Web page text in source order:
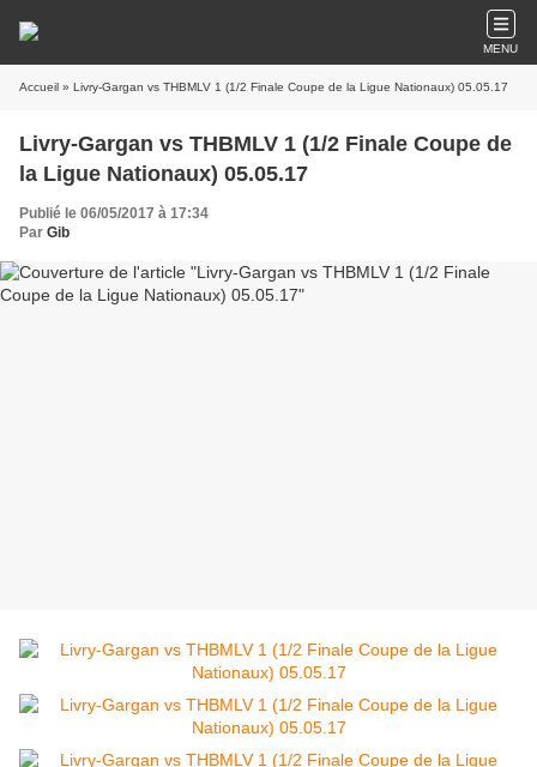
MENU
Accueil » Livry-Gargan vs THBMLV 1 (1/2 Finale Coupe de la Ligue Nationaux) 05.05.17
Livry-Gargan vs THBMLV 1 (1/2 Finale Coupe de
la Ligue Nationaux) 05.05.17
Publié le 06/05/2017 à 17:34
Par Gib